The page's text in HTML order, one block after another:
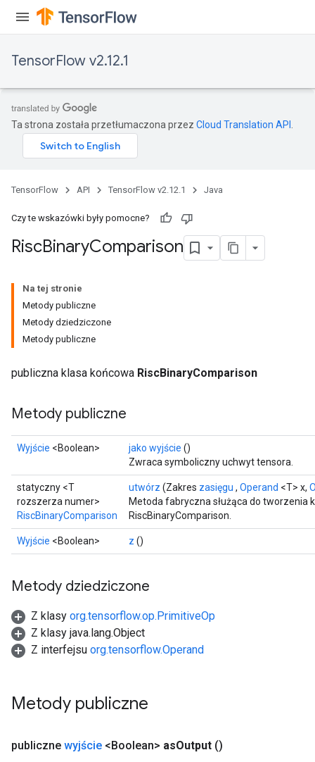
TensorFlow v2.12.1
Ta strona została przetłumaczona przez Cloud Translation API
TensorFlow API TensorFlow v2.12.1 Java
Czy te wskazówki były pomocne?
RiscBinaryComparison
Na tej stronie
Metody publiczne
Metody dziedziczone
Metody publiczne
publiczna klasa końcowa RiscBinaryComparison
Metody publiczne
Wyjście <Boolean> jako wyjście ()
Zwraca symboliczny uchwyt tensora.
statyczny <T
rozszerza numer>
RiscBinaryComparison
utwórz (Zakres zasięgu , Operand <T> x,
Metoda fabryczna służąca do tworzenia
RiscBinaryComparison.
Wyjście <Boolean> z ()
Metody dziedziczone
Z klasy org.tensorflow.op.PrimitiveOp
Z klasy java.lang.Object
Z interfejsu org.tensorflow.Operand
Metody publiczne
publiczne wyjście <Boolean> asOutput ()